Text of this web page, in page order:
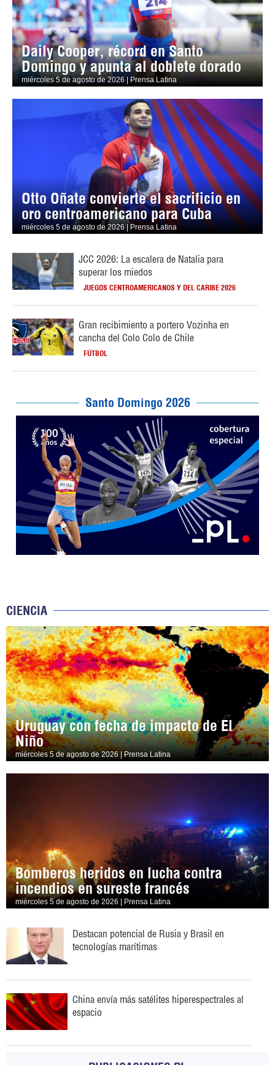
Daily Cooper, récord en Santo
Domingo y apunta al doblete dorado
miércoles 5 de agosto de 2026 | Prensa Latina
Otto Oñate convierte el sacrificio en
oro centroamericano para Cuba
miércoles 5 de agosto de 2026 | Prensa Latina
JCC 2026: La escalera de Natalia para
superar los miedos
JUEGOS CENTROAMERICANOS Y DEL CARIBE 2026
Gran recibimiento a portero Vozinha en
cancha del Colo Colo de Chile
FÚTBOL
Santo Domingo 2026
CIENCIA
Uruguay con fecha de impacto de El
Niño
miércoles 5 de agosto de 2026 | Prensa Latina
Bomberos heridos en lucha contra
incendios en sureste francés
miércoles 5 de agosto de 2026 | Prensa Latina
Destacan potencial de Rusia y Brasil en
tecnologías marítimas
China envía más satélites hiperespectrales al
espacio